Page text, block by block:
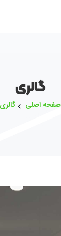
گالری
صفحه اصلی گالری